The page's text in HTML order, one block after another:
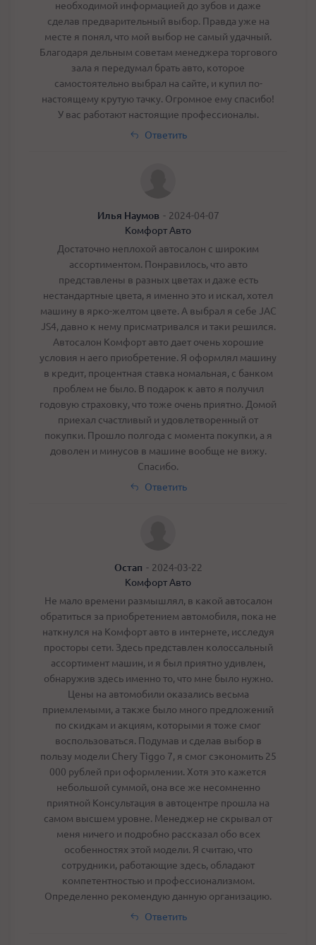
необходимой информацией до зубов и даже
сделав предварительный выбор. Правда уже на
месте я понял, что мой выбор не самый удачный.
Благодаря дельным советам менеджера торгового
зала я передумал брать авто, которое
самостоятельно выбрал на сайте, и купил по-
настоящему крутую тачку. Огромное ему спасибо!
У вас работают настоящие профессионалы.
Ответить
Илья Наумов - 2024-04-07
Комфорт Авто
Достаточно неплохой автосалон с широким
ассортиментом. Понравилось, что авто
представлены в разных цветах и даже есть
нестандартные цвета, я именно это и искал, хотел
машину в ярко-желтом цвете. А выбрал я себе JAC
JS4, давно к нему присматривался и таки решился.
Автосалон Комфорт авто дает очень хорошие
условия н аего приобретение. Я оформлял машину
в кредит, процентная ставка номальная, с банком
проблем не было. В подарок к авто я получил
годовую страховку, что тоже очень приятно. Домой
приехал счастливый и удовлетворенный от
покупки. Прошло полгода с момента покупки, а я
доволен и минусов в машине вообще не вижу.
Спасибо.
Ответить
Остап - 2024-03-22
Комфорт Авто
Не мало времени размышлял, в какой автосалон
обратиться за приобретением автомобиля, пока не
наткнулся на Комфорт авто в интернете, исследуя
просторы сети. Здесь представлен колоссальный
ассортимент машин, и я был приятно удивлен,
обнаружив здесь именно то, что мне было нужно.
Цены на автомобили оказались весьма
приемлемыми, а также было много предложений
по скидкам и акциям, которыми я тоже смог
воспользоваться. Подумав и сделав выбор в
пользу модели Chery Tiggo 7, я смог сэкономить 25
000 рублей при оформлении. Хотя это кажется
небольшой суммой, она все же несомненно
приятной Консультация в автоцентре прошла на
самом высшем уровне. Менеджер не скрывал от
меня ничего и подробно рассказал обо всех
особенностях этой модели. Я считаю, что
сотрудники, работающие здесь, обладают
компетентностью и профессионализмом.
Определенно рекомендую данную организацию.
Ответить